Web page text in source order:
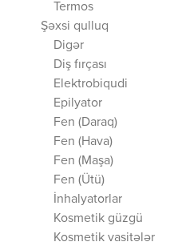
Termos
Şəxsi qulluq
Digər
Diş fırçası
Elektrobiqudi
Epilyator
Fen (Daraq)
Fen (Hava)
Fen (Maşa)
Fen (Ütü)
İnhalyatorlar
Kosmetik güzgü
Kosmetik vasitələr